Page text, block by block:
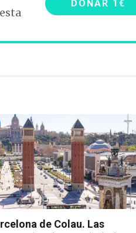
DONAR 1€
de Colau. Las